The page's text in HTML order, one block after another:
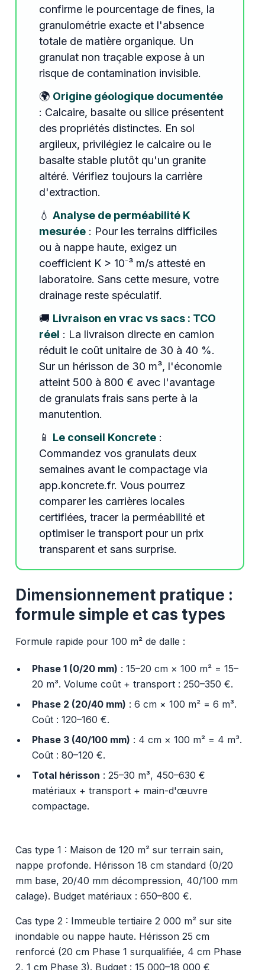
confirme le pourcentage de fines, la
granulométrie exacte et l'absence
totale de matière organique. Un
granulat non traçable expose à un
risque de contamination invisible.
🌍 Origine géologique documentée
: Calcaire, basalte ou silice présentent
des propriétés distinctes. En sol
argileux, privilégiez le calcaire ou le
basalte stable plutôt qu'un granite
altéré. Vérifiez toujours la carrière
d'extraction.
💧 Analyse de perméabilité K
mesurée: Pour les terrains difficiles
ou à nappe haute, exigez un
coefficient K > 10⁻³ m/s attesté en
laboratoire. Sans cette mesure, votre
drainage reste spéculatif.
🚚 Livraison en vrac vs sacs : TCO
réel : La livraison directe en camion
réduit le coût unitaire de 30 à 40 %.
Sur un hérisson de 30 m³, l'économie
atteint 500 à 800 € avec l'avantage
de granulats frais sans perte à la
manutention.
📱 Le conseil Koncrete:
Commandez vos granulats deux
semaines avant le compactage via
app.koncrete.fr. Vous pourrez
comparer les carrières locales
certifiées, tracer la perméabilité et
optimiser le transport pour un prix
transparent et sans surprise.
Dimensionnement pratique :
formule simple et cas types
Formule rapide pour 100 m² de dalle :
Phase 1 (0/20 mm) : 15–20 cm × 100 m² = 15–
20 m³. Volume coût + transport : 250–350 €.
Phase 2 (20/40 mm) : 6 cm × 100 m² = 6 m³.
Coût : 120–160 €.
Phase 3 (40/100 mm) : 4 cm × 100 m² = 4 m³.
Coût : 80–120 €.
Total hérisson : 25–30 m³, 450–630 €
matériaux + transport + main-d'œuvre
compactage.
Cas type 1 : Maison de 120 m² sur terrain sain,
nappe profonde. Hérisson 18 cm standard (0/20
mm base, 20/40 mm décompression, 40/100 mm
calage). Budget matériaux : 650–800 €.
Cas type 2 : Immeuble tertiaire 2 000 m² sur site
inondable ou nappe haute. Hérisson 25 cm
renforcé (20 cm Phase 1 surqualifiée, 4 cm Phase
2, 1 cm Phase 3). Budget : 15 000–18 000 €